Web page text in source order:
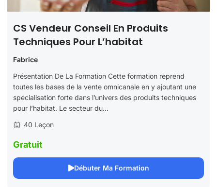
CS Vendeur Conseil En Produits
Techniques Pour L’habitat
Fabrice
Présentation De La Formation Cette formation reprend
toutes les bases de la vente omnicanale en y ajoutant une
spécialisation forte dans l’univers des produits techniques
pour l’habitat. Le secteur du...
40 Leçon
Gratuit
Débuter Ma Formation